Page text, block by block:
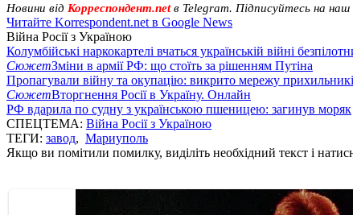
Новини від Корреспондент.netв Telegram. Підписуйтесь на наш
Читайте Korrespondent.net в Google News
Війна Росії з Україною
Колумбійські наркокартелі вчаться українській війні
СюжетЗміни в армії РФ: що стоїть за рішенням Путіна
Пропагували війну та окупацію: викрито мережу
СюжетВторгнення Росії в Україну. Онлайн
РФ вдарила по судну з українською пшеницею: загинув моряк
СПЕЦТЕМА: Війна Росії з Україною
ТЕГИ: завод, Мариуполь
Якщо ви помітили помилку, виділіть необхідний текст і